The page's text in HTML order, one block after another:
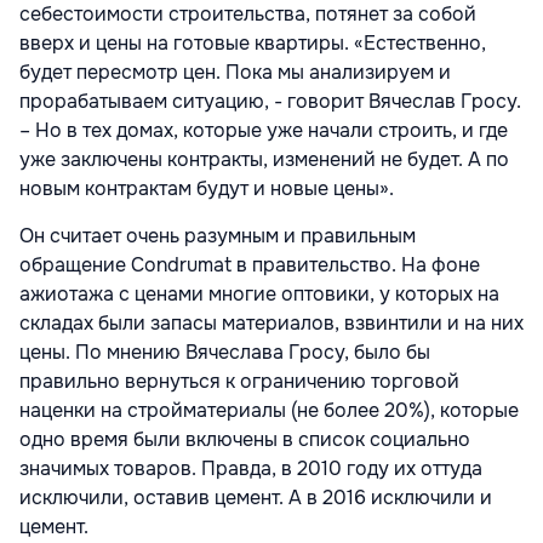
себестоимости строительства, потянет за собой
вверх и цены на готовые квартиры. «Естественно,
будет пересмотр цен. Пока мы анализируем и
прорабатываем ситуацию, - говорит Вячеслав Гросу.
– Но в тех домах, которые уже начали строить, и где
уже заключены контракты, изменений не будет. А по
новым контрактам будут и новые цены».
Он считает очень разумным и правильным
обращение Condrumat в правительство. На фоне
ажиотажа с ценами многие оптовики, у которых на
складах были запасы материалов, взвинтили и на них
цены. По мнению Вячеслава Гросу, было бы
правильно вернуться к ограничению торговой
наценки на стройматериалы (не более 20%), которые
одно время были включены в список социально
значимых товаров. Правда, в 2010 году их оттуда
исключили, оставив цемент. А в 2016 исключили и
цемент.